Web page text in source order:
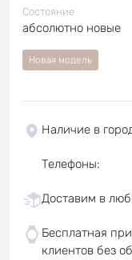
Состояние
абсолютно новые
Новая модель
Наличие в
Телефоны:
Доставим в
Бесплатная
клиентов без